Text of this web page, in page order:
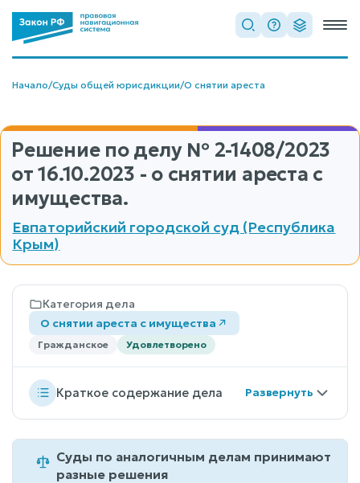
Начало/Суды общей юрисдикции/О снятии ареста
Решение по делу № 2-1408/2023
от 16.10.2023 - о снятии ареста с
имущества.
Евпаторийский городской суд (Республика
Крым)
Категория дела
О снятии ареста с имущества
Гражданское Удовлетворено
Краткое содержание дела
Суды по аналогичным делам принимают
разные решения